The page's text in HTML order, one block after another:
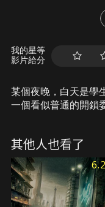
我的星等
影片給分
某個夜晚，白天是學
一個看似普通的開鎖
力的城市中，他只有
清真相，並找到背叛
其他人也看了
6.2